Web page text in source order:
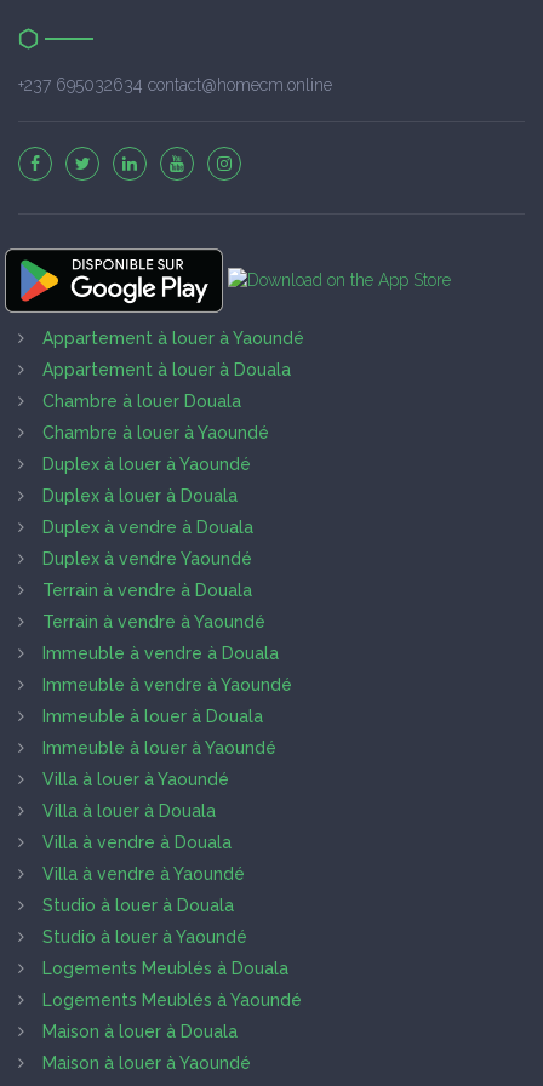
+237 695032634 contact@homecm.online
Appartement à louer à Yaoundé
Appartement à louer à Douala
Chambre à louer Douala
Chambre à louer à Yaoundé
Duplex à louer à Yaoundé
Duplex à louer à Douala
Duplex à vendre à Douala
Duplex à vendre Yaoundé
Terrain à vendre à Douala
Terrain à vendre à Yaoundé
Immeuble à vendre à Douala
Immeuble à vendre à Yaoundé
Immeuble à louer à Douala
Immeuble à louer à Yaoundé
Villa à louer à Yaoundé
Villa à louer à Douala
Villa à vendre à Douala
Villa à vendre à Yaoundé
Studio à louer à Douala
Studio à louer à Yaoundé
Logements Meublés à Douala
Logements Meublés à Yaoundé
Maison à louer à Douala
Maison à louer à Yaoundé